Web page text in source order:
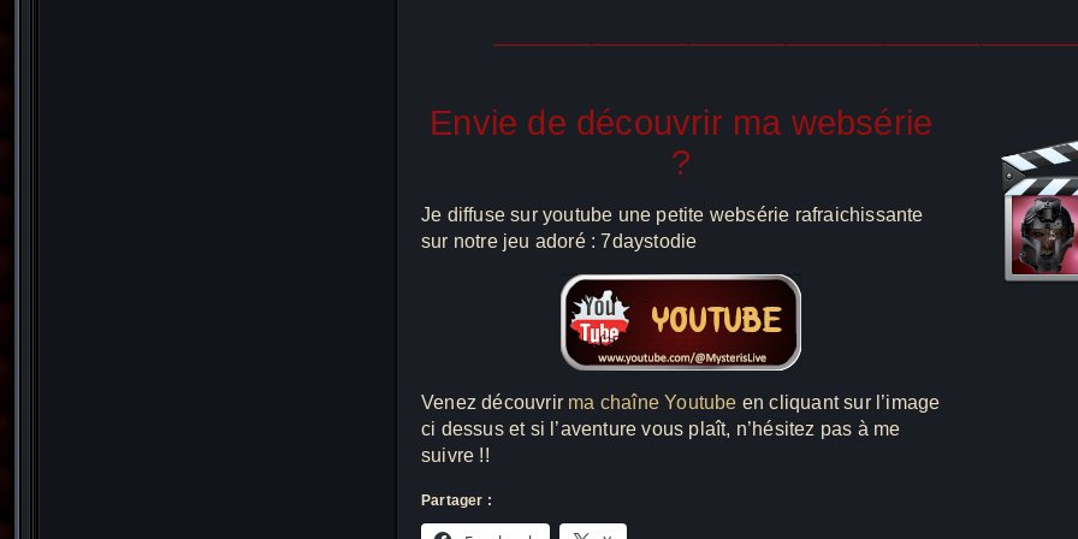
Envie de découvrir ma websérie
?
Je diffuse sur youtube une petite websérie rafraichissante
sur notre jeu adoré : 7daystodie
Venez découvrir ma chaîne Youtube en cliquant sur l’image
ci dessus et si l’aventure vous plaît, n’hésitez pas à me
suivre !!
Partager :